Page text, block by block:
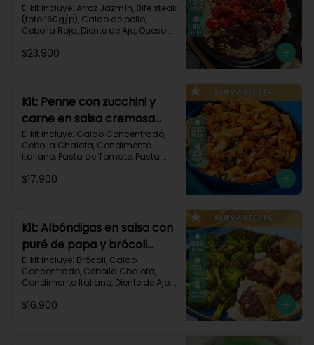
El kit incluye: Arroz Jazmín, Bife steak
(foto 160g/p), Caldo de pollo,
Cebolla Roja, Diente de Ajo, Queso
Tipo Cherry, Vinagre Balsámico y
$23.900
Kit: Penne con zucchini y
carne en salsa cremosa
italiana-146
El kit incluye: Caldo Concentrado,
Cebolla Chalota, Condimento
italiano, Pasta de Tomate, Pasta
Zucchini Verde, Receta Impresa.
$17.900
Kit: Albóndigas en salsa con
puré de papa y brócoli
asado-137
El kit incluye: Brócoli, Caldo
Concentrado, Cebolla Chalota,
Condimento Italiano, Diente de Ajo,
Molida (150g/p), Salsa de Soya,
$16.900